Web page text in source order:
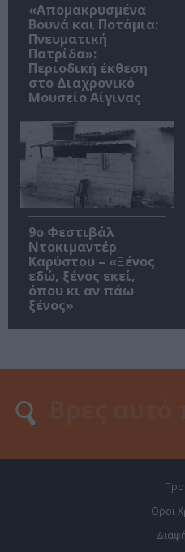
«Απομακρυσμένα
Βουνά και Ποτάμια:
Πνευματική
Πατρίδα»:
Περιοδική έκθεση
στο Διαχρονικό
Μουσείο Αίγινας
9ο Φεστιβάλ
Ντοκιμαντέρ
Καρύστου – «Ξένος
εδώ, ξένος εκεί,
όπου κι αν πάω
ξένος»
Οροι